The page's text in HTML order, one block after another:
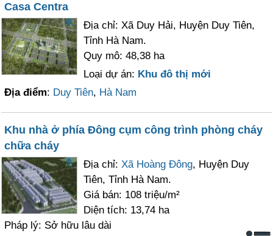
Casa Centra
Địa chỉ: Xã Duy Hải, Huyện Duy Tiên,
Tỉnh Hà Nam.
Quy mô: 48,38 ha
Loại dự án: Khu đô thị mới
Địa điểm: Duy Tiên, Hà Nam
Khu nhà ở phía Đông cụm công trình phòng cháy
chữa cháy
Địa chỉ:Xã Hoàng Đông, Huyện Duy
Tiên, Tỉnh Hà Nam.
Giá bán: 108 triệu/m²
Diện tích: 13,74 ha
Pháp lý: Sở hữu lâu dài